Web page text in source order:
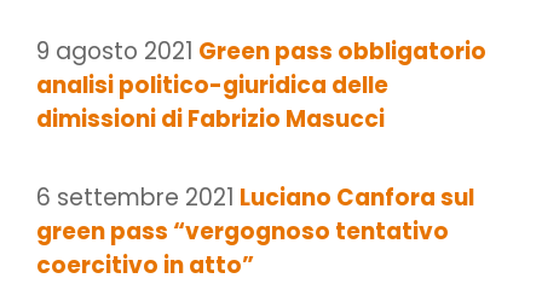
9 agosto 2021 Green pass obbligatorio
analisi politico-giuridica delle
dimissioni di Fabrizio Masucci
6 settembre 2021 Luciano Canfora sul
green pass “vergognoso tentativo
coercitivo in atto”